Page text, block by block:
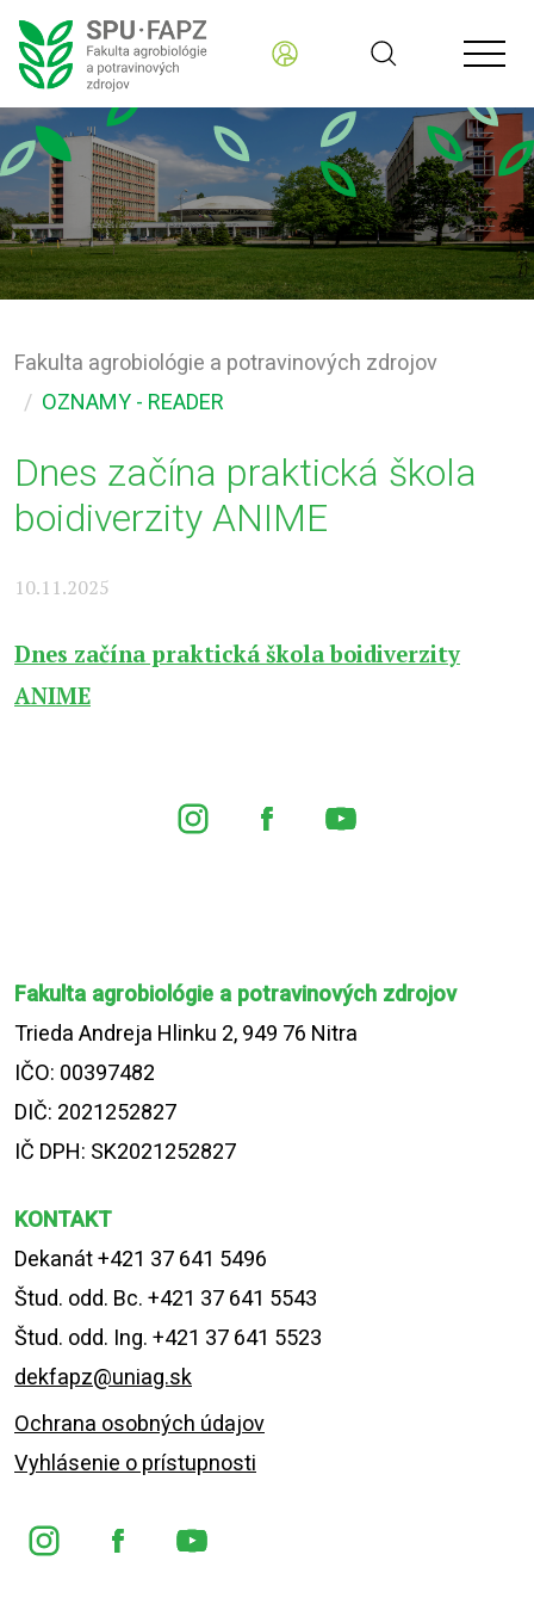
Fakulta agrobiológie a potravinových zdrojov
OZNAMY - READER
Dnes začína praktická škola
boidiverzity ANIME
10.11.2025
Dnes začína praktická škola boidiverzity
ANIME
Fakulta agrobiológie a potravinových zdrojov
Trieda Andreja Hlinku 2, 949 76 Nitra
IČO: 00397482
DIČ: 2021252827
IČ DPH: SK2021252827
KONTAKT
Dekanát +421 37 641 5496
Štud. odd. Bc. +421 37 641 5543
Štud. odd. Ing. +421 37 641 5523
dekfapz@uniag.sk
Ochrana osobných údajov
Vyhlásenie o prístupnosti